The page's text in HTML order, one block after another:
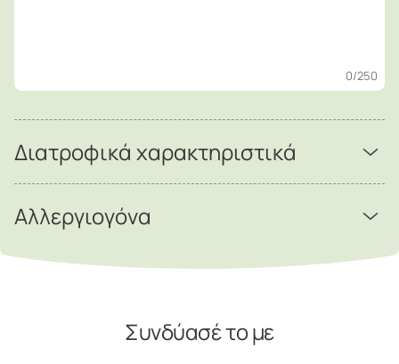
0/250
Διατροφικά χαρακτηριστικά
Αλλεργιογόνα
Συνδύασέ το με